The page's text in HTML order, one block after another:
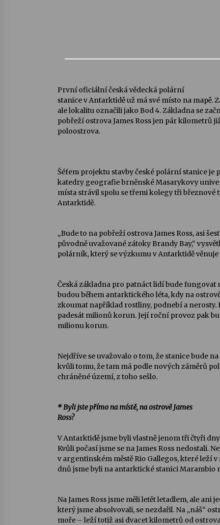
První oficiální česká vědecká polární
stanice v Antarktidě už má své místo na mapě.
ale lokalitu označili jako Bod 4. Základna se
pobřeží ostrova James Ross jen pár kilometrů
poloostrova.
Šéfem projektu stavby české polární stanice je
katedry geografie brněnské Masarykovy
místa strávil spolu se třemi kolegy tři březnové
Antarktidě.
„Bude to na pobřeží ostrova James Ross, asi
původně uvažované zátoky Brandy Bay,“
polárník, který se výzkumu v Antarktidě věnuje
Česká základna pro patnáct lidí bude fungovat
budou během antarktického léta, kdy na
zkoumat například rostliny, podnebí a nerosty.
padesát milionů korun. Její roční provoz pak
milionu korun.
Nejdříve se uvažovalo o tom, že stanice bude
kvůli tomu, že tam má podle nových záměrů
chráněné území, z toho sešlo.
* Byli jste přímo na místě, na ostrově James
Ross?
V Antarktidě jsme byli vlastně jenom tři čtyři
Kvůli počasí jsme se na James Ross nedostali.
v argentinském městě Rio Gallegos, které leží
dnů jsme byli na antarktické stanici Marambio
Na James Ross jsme měli letět letadlem, ale ani
který jsme absolvovali, se nezdařil. Na „náš“
moře – leží totiž asi dvacet kilometrů od